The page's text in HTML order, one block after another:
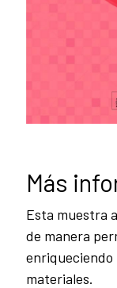
Más
Esta muestra
de manera
enriqueciendo
materiales.